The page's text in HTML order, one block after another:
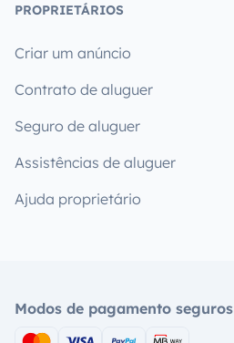
PROPRIETÁRIOS
Criar um anúncio
Contrato de aluguer
Seguro de aluguer
Assistências de aluguer
Ajuda proprietário
Modos de pagamento seguros